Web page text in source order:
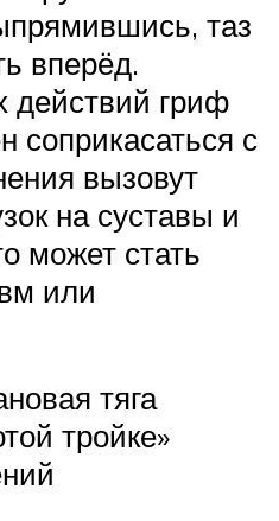
таз
вперёд.
действий гриф
соприкасаться с
вызовут
на суставы и
может стать
или
тяга
тройке»